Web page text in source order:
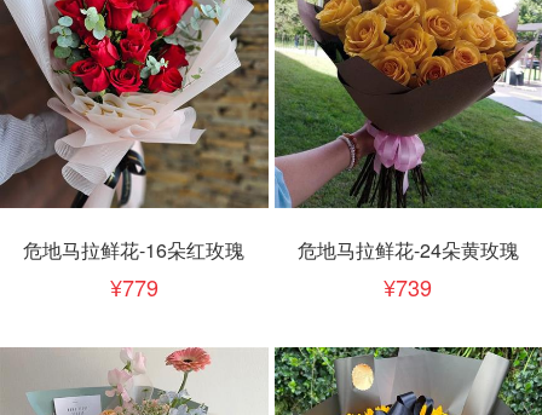
危地马拉鲜花-16朵红玫瑰
779
危地马拉鲜花-24朵黄玫瑰
739